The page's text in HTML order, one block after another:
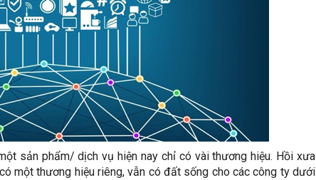
sản phẩm/ dịch vụ hiện nay chỉ có vài thương hiệu. Hồi xưa
một thương hiệu riêng, vẫn có đất sống cho các công ty dưới